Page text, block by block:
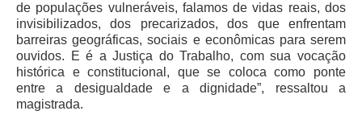
Calendário de Suspensão
Calendário da Justiça Itinerante
Certidões
Concursos
de populações vulneráveis, falamos de vidas reais, dos
invisibilizados, dos precarizados, dos que enfrentam
barreiras geográficas, sociais e econômicas para serem
ouvidos. E é a Justiça do Trabalho, com sua vocação
histórica e constitucional, que se coloca como ponte
entre a desigualdade e a dignidade”, ressaltou a
magistrada.